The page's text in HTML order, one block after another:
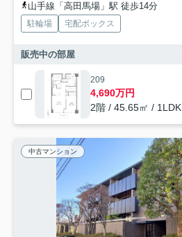
山手線「高田馬場」駅 徒歩14分
駐輪場 宅配ボックス
販売中の部屋
209
4,690万円
2階 / 45.65㎡ / 1LDK
中古マンション